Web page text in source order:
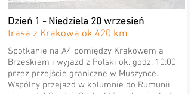
Dzień 1 - Niedziela 20 wrzesień
trasa z Krakowa ok 420 km
Spotkanie na A4 pomiędzy Krakowem a
Brzeskiem i wyjazd z Polski ok. godz. 10:00
przez przejście graniczne w Muszynce.
Wspólny przejazd w kolumnie do Rumunii